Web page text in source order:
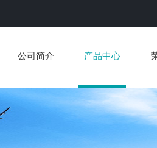
公司简介 产品中心